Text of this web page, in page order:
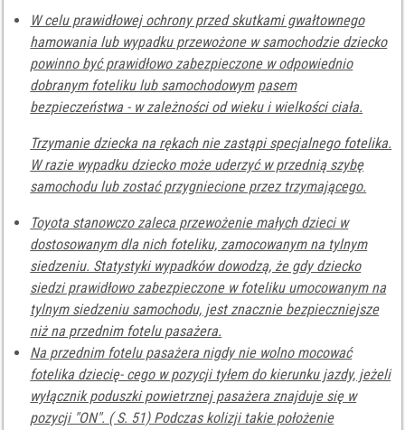
W celu prawidłowej ochrony przed skutkami gwałtownego
hamowania lub wypadku przewożone w samochodzie dziecko
powinno być prawidłowo zabezpieczone w odpowiednio
dobranym foteliku lub samochodowym pasem
bezpieczeństwa - w zależności od wieku i wielkości ciała.
Trzymanie dziecka na rękach nie zastąpi specjalnego fotelika.
W razie wypadku dziecko może uderzyć w przednią szybę
samochodu lub zostać przygniecione przez trzymającego.
Toyota stanowczo zaleca przewożenie małych dzieci w
dostosowanym dla nich foteliku, zamocowanym na tylnym
siedzeniu. Statystyki wypadków dowodzą, że gdy dziecko
siedzi prawidłowo zabezpieczone w foteliku umocowanym na
tylnym siedzeniu samochodu, jest znacznie bezpieczniejsze
niż na przednim fotelu pasażera.
Na przednim fotelu pasażera nigdy nie wolno mocować
fotelika dziecię- cego w pozycji tyłem do kierunku jazdy, jeżeli
wyłącznik poduszki powietrznej pasażera znajduje się w
pozycji "ON". ( S. 51) Podczas kolizji takie położenie